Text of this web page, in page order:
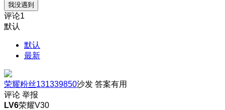
我没遇到
评论1
默认
默认
最新
荣耀粉丝131339850沙发 答案有用
评论 举报
LV6荣耀V30